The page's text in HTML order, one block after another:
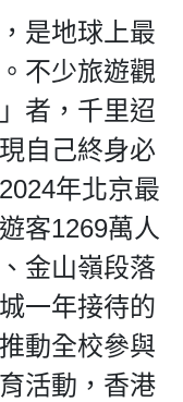
是地球上最
不少旅遊觀
者，千里迢
自己終身必
年北京最
客1269萬人
金山嶺段落
一年接待的
動全校參與
活動，香港